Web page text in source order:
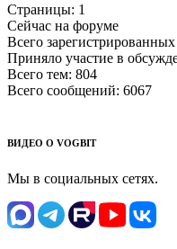
Страницы: 1
Сейчас на форуме
Всего зарегистрированных
Приняло участие в
Всего тем: 804
Всего сообщений: 6067
ВИДЕО О VOGBIT
Мы в социальных сетях.